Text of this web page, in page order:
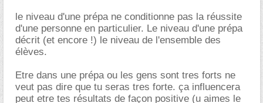
le niveau d'une prépa ne conditionne pas la réussite
d'une personne en particulier. Le niveau d'une prépa
décrit (et encore !) le niveau de l'ensemble des
élèves.
Etre dans une prépa ou les gens sont tres forts ne
veut pas dire que tu seras tres forte. ça influencera
peut etre tes résultats de façon positive (u aimes le